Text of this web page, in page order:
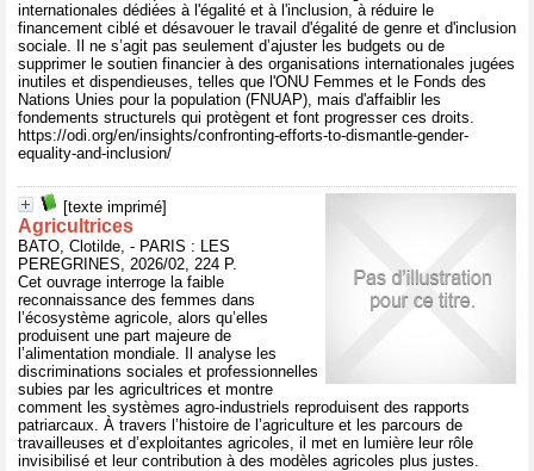
internationales dédiées à l'égalité et à l'inclusion, à réduire le
financement ciblé et désavouer le travail d'égalité de genre et d'inclusion
sociale. Il ne s’agit pas seulement d’ajuster les budgets ou de
supprimer le soutien financier à des organisations internationales jugées
inutiles et dispendieuses, telles que l'ONU Femmes et le Fonds des
Nations Unies pour la population (FNUAP), mais d'affaiblir les
fondements structurels qui protègent et font progresser ces droits.
https://odi.org/en/insights/confronting-efforts-to-dismantle-gender-
equality-and-inclusion/
[texte imprimé]
Agricultrices
BATO, Clotilde, - PARIS : LES
PEREGRINES, 2026/02, 224 P.
Cet ouvrage interroge la faible
reconnaissance des femmes dans
l’écosystème agricole, alors qu’elles
produisent une part majeure de
l’alimentation mondiale. Il analyse les
discriminations sociales et professionnelles
subies par les agricultrices et montre
comment les systèmes agro-industriels reproduisent des rapports
patriarcaux. À travers l’histoire de l’agriculture et les parcours de
travailleuses et d’exploitantes agricoles, il met en lumière leur rôle
invisibilisé et leur contribution à des modèles agricoles plus justes.